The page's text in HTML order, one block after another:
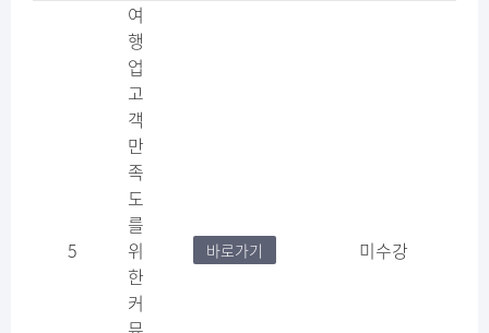
5
여
행
업
고
객
만
족
도
를
위
한
커
바로가기 미수강